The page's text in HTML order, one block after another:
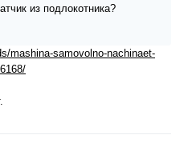
из подлокотника?
mashina-samovolno-nachinaet-